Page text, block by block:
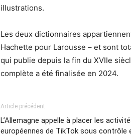
illustrations.
Les deux dictionnaires
Hachette pour Larousse – et sont
qui publie depuis la fin du XVIIe
complète a été finalisée en 2024.
Article précédent
L’Allemagne appelle à placer les
européennes de TikTok sous contrôle